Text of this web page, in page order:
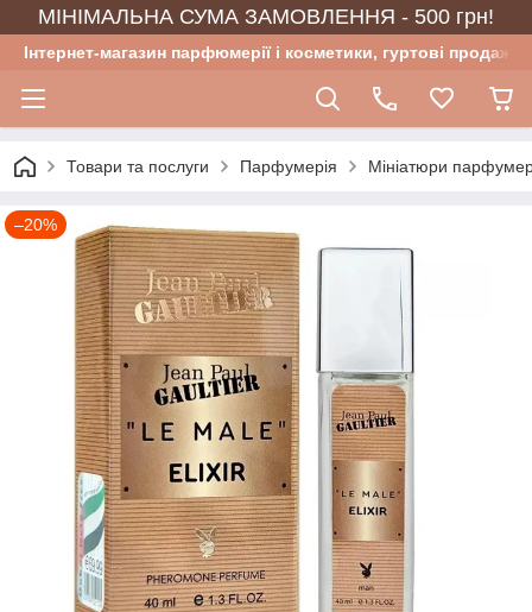
МІНІМАЛЬНА СУМА ЗАМОВЛЕННЯ - 500 грн!
Інтернет-магазин парфюмерії і косметики, гуртові продажі
Товари та послуги Парфумерія Мініатюри
–20%